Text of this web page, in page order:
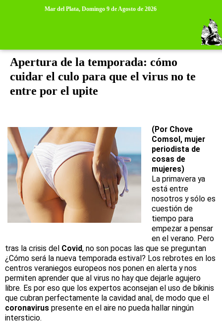
Mar del Plata, Domingo 9 de Agosto de 2026
Apertura de la temporada: cómo
cuidar el culo para que el virus no te
entre por el upite
(Por Chove
Comsol, mujer
periodista de
cosas de
mujeres)
La primavera ya
está entre
nosotros y sólo es
cuestión de
tiempo para
empezar a pensar
en el verano. Pero
tras la crisis del Covid, no son pocas las que se preguntan
¿Cómo será la nueva temporada estival? Los rebrotes en los
centros veraniegos europeos nos ponen en alerta y nos
permiten aprender que al virus no hay que dejarle agujero
libre. Es por eso que los expertos aconsejan el uso de bikinis
que cubran perfectamente la cavidad anal, de modo que el
coronavirus presente en el aire no pueda hallar ningún
intersticio.